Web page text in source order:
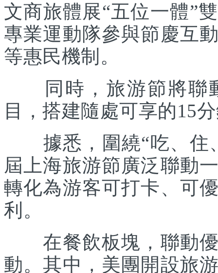
文商旅體展“五位一體”
專業運動隊參與節慶互
等惠民機制。
同時，旅游節將聯
目，搭建隨處可享的15
據悉，圍繞“吃、住
屆上海旅游節廣泛聯動
轉化為游客可打卡、可
利。
在餐飲板塊，聯動優
動。其中，美團開設旅